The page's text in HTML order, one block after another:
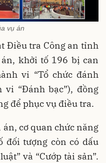
vụ án
Điều tra Công an tỉnh
khởi tố 196 bị can
vi “Tổ chức đánh
vi “Đánh bạc”), đồng
để phục vụ điều tra.
cơ quan chức năng
đối tượng còn có dấu
và “Cướp tài sản”.